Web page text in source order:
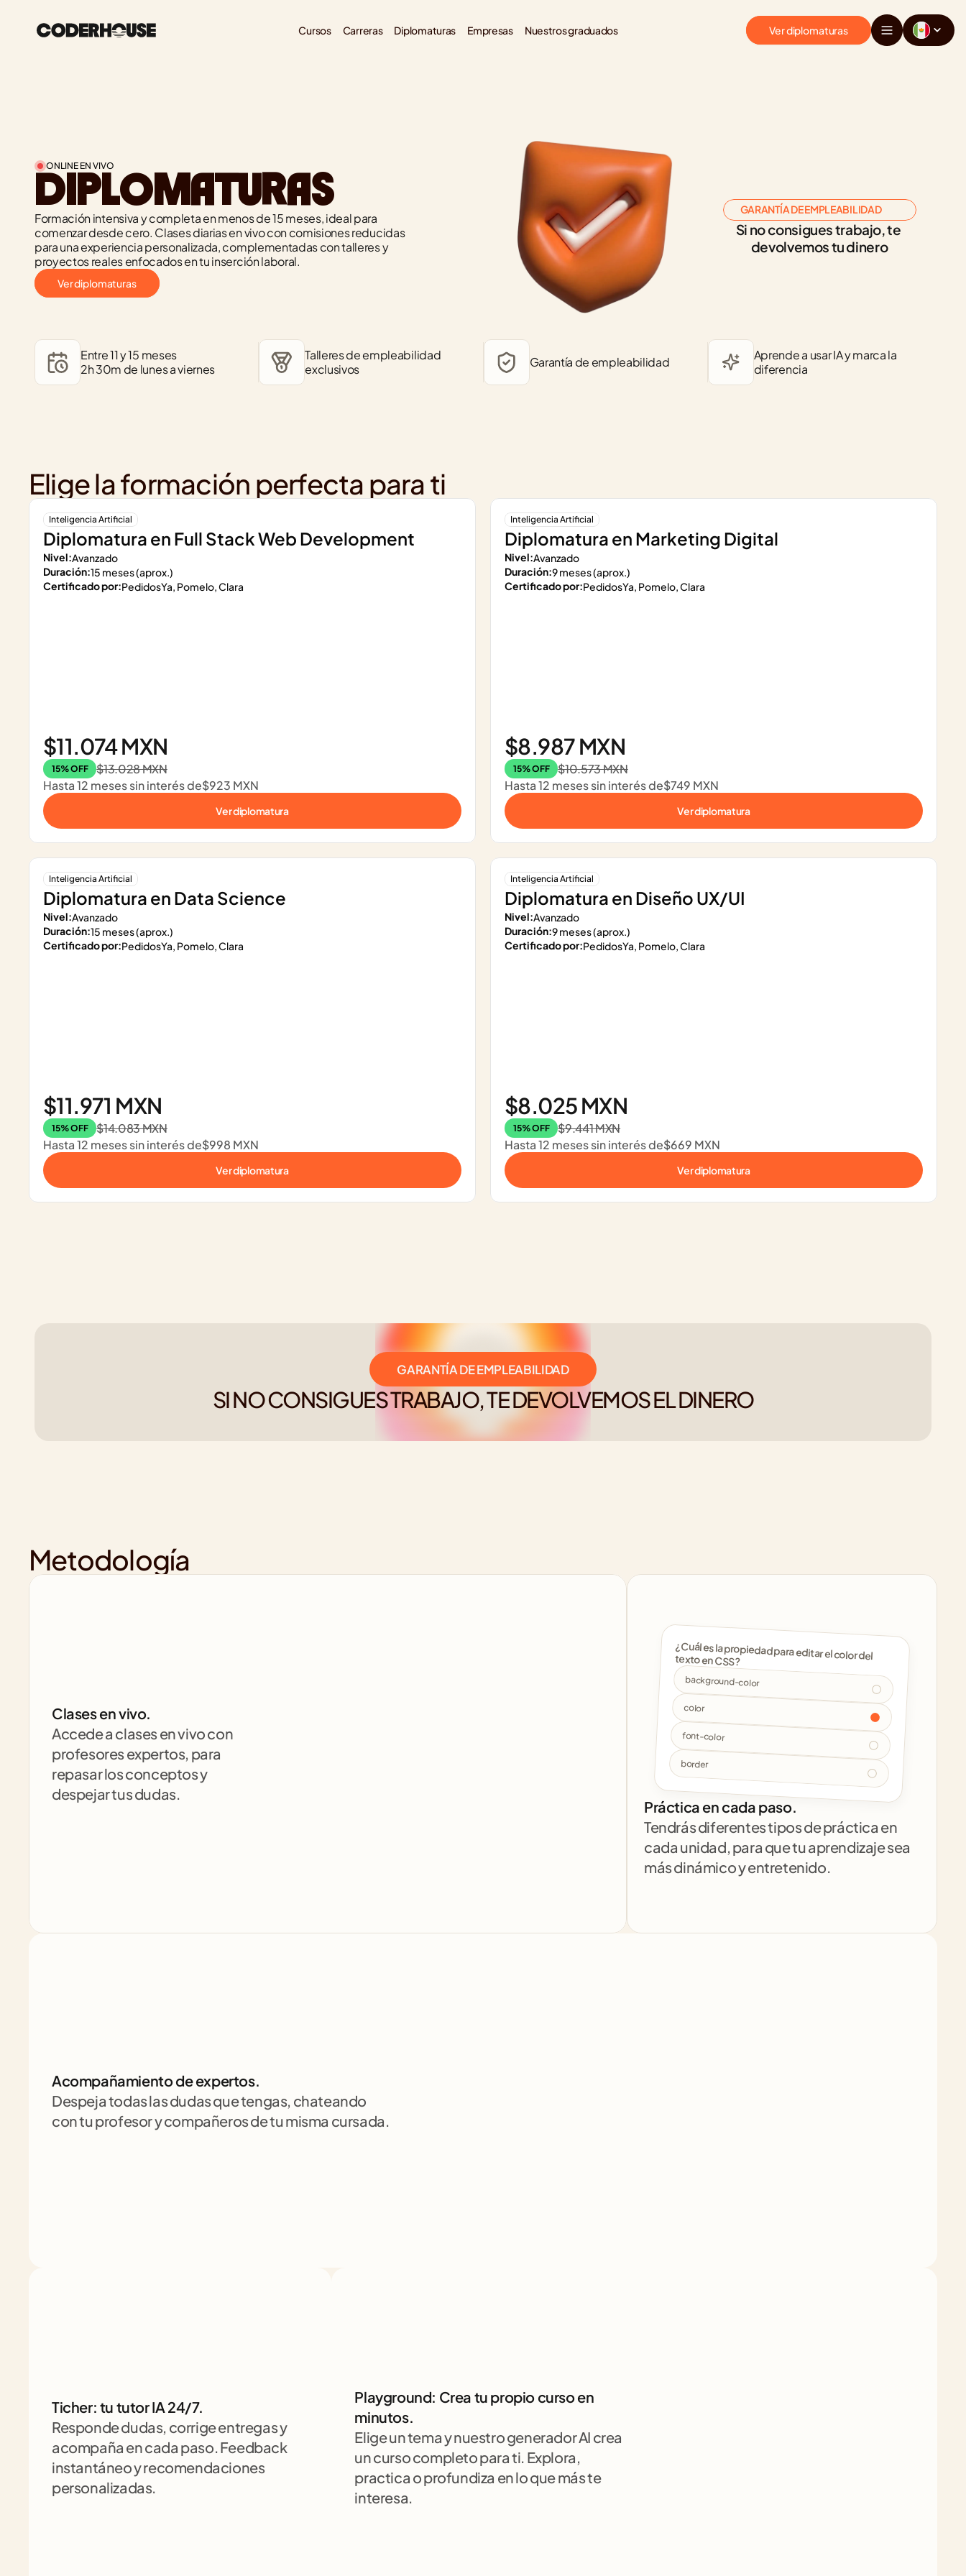
Cursos Carreras Diplomaturas Empresas Nuestros graduados Ver diplomaturas
ONLINE EN VIVO
DIPLOMATURAS
Formación intensiva y completa en menos de 15 meses, ideal para
comenzar desde cero. Clases diarias en vivo con comisiones reducidas
para una experiencia personalizada, complementadas con talleres y
proyectos reales enfocados en tu inserción laboral.
Ver diplomaturas
GARANTÍA DE EMPLEABILIDAD
Si no consigues trabajo, te
devolvemos tu dinero
Entre 11 y 15 meses
2h 30m de lunes a viernes
Talleres de empleabilidad
exclusivos
Garantía de empleabilidad
Aprende a usar IA y marca la
diferencia
Elige la formación perfecta para ti
Inteligencia Artificial
Diplomatura en Full Stack Web Development
Nivel:Avanzado
Duración:15 meses (aprox.)
Certificado por:PedidosYa, Pomelo, Clara
$11.074 MXN
15% OFF
$13.028 MXN
Hasta 12 meses sin interés de$923 MXN
Ver diplomatura
Inteligencia Artificial
Diplomatura en Marketing Digital
Nivel:Avanzado
Duración:9 meses (aprox.)
Certificado por:PedidosYa, Pomelo, Clara
$8.987 MXN
15% OFF
$10.573 MXN
Hasta 12 meses sin interés de$749 MXN
Ver diplomatura
Inteligencia Artificial
Diplomatura en Data Science
Nivel:Avanzado
Duración:15 meses (aprox.)
Certificado por:PedidosYa, Pomelo, Clara
$11.971 MXN
15% OFF
$14.083 MXN
Hasta 12 meses sin interés de$998 MXN
Ver diplomatura
Inteligencia Artificial
Diplomatura en Diseño UX/UI
Nivel:Avanzado
Duración:9 meses (aprox.)
Certificado por:PedidosYa, Pomelo, Clara
$8.025 MXN
15% OFF
$9.441 MXN
Hasta 12 meses sin interés de$669 MXN
Ver diplomatura
GARANTÍA DE EMPLEABILIDAD
SI NO CONSIGUES TRABAJO, TE DEVOLVEMOS EL DINERO
Metodología
Clases en vivo.
Accede a clases en vivo con
profesores expertos, para
repasar los conceptos y
despejar tus dudas.
texto en CSS?
background-color
color
font-color
border
Práctica en cada paso.
Tendrás diferentes tipos de práctica en
cada unidad, para que tu aprendizaje sea
más dinámico y entretenido.
Acompañamiento de expertos.
Despeja todas las dudas que tengas, chateando
con tu profesor y compañeros de tu misma cursada.
Ticher: tu tutor IA 24/7.
Responde dudas, corrige entregas y
acompaña en cada paso. Feedback
instantáneo y recomendaciones
personalizadas.
Playground: Crea tu propio curso en
minutos.
Elige un tema y nuestro generador AI crea
un curso completo para ti. Explora,
practica o profundiza en lo que más te
interesa.